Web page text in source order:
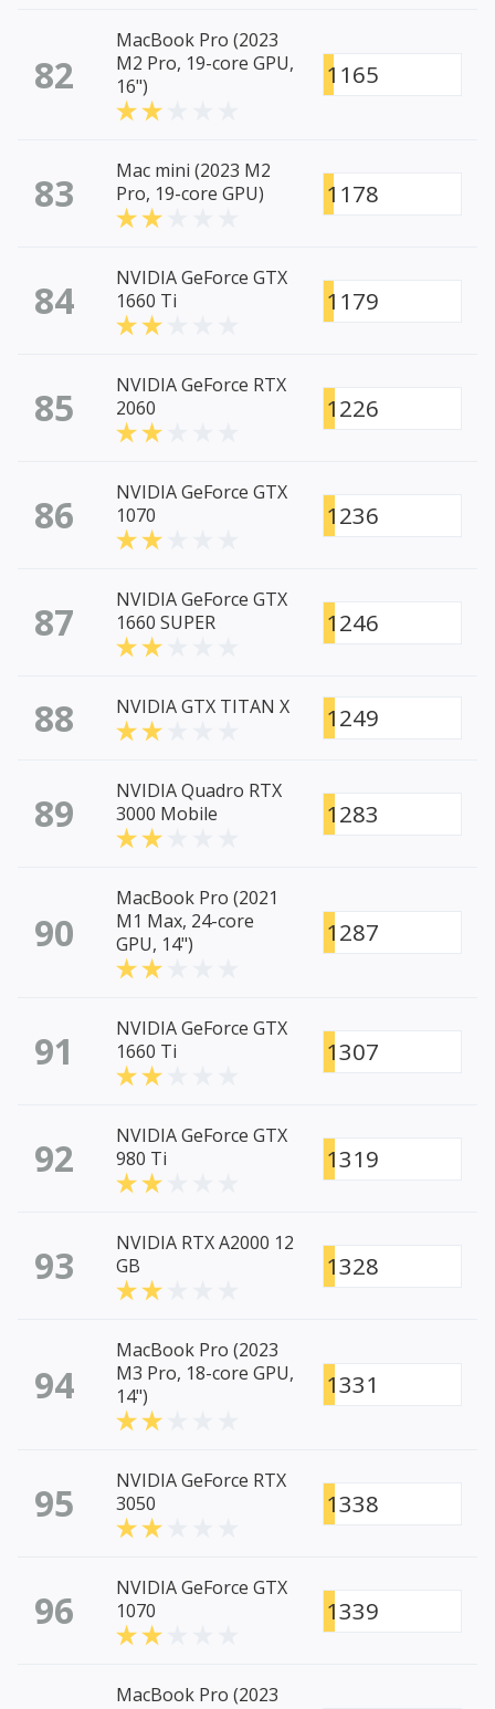
82
MacBook Pro (2023
M2 Pro, 19-core GPU,
16")
1165
83
Mac mini (2023 M2
Pro, 19-core GPU)
1178
84
NVIDIA GeForce GTX
1660 Ti
1179
85
NVIDIA GeForce RTX
2060
1226
86
NVIDIA GeForce GTX
1070
1236
87
NVIDIA GeForce GTX
1660 SUPER
1246
88 NVIDIA GTX TITAN X 1249
89
NVIDIA Quadro RTX
3000 Mobile
1283
90
MacBook Pro (2021
M1 Max, 24-core
GPU, 14")
1287
91
NVIDIA GeForce GTX
1660 Ti
1307
92
NVIDIA GeForce GTX
980 Ti
1319
93
NVIDIA RTX A2000 12
GB
1328
94
MacBook Pro (2023
M3 Pro, 18-core GPU,
14")
1331
95
NVIDIA GeForce RTX
3050
1338
96
NVIDIA GeForce GTX
1070
1339
MacBook Pro (2023